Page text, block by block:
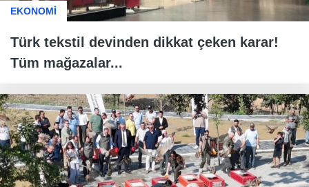
EKONOMİ
Türk tekstil devinden dikkat çeken karar!
Tüm mağazalar...